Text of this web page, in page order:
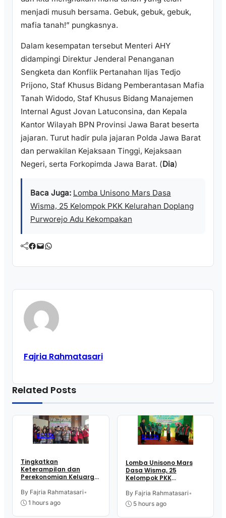
menjadi musuh bersama. Gebuk, gebuk, gebuk,
mafia tanah!” pungkasnya.
Dalam kesempatan tersebut Menteri AHY
didampingi Direktur Jenderal Penanganan
Sengketa dan Konflik Pertanahan Iljas Tedjo
Prijono, Staf Khusus Bidang Pemberantasan Mafia
Tanah Widodo, Staf Khusus Bidang Manajemen
Internal Agust Jovan Latuconsina, dan Kepala
Kantor Wilayah BPN Provinsi Jawa Barat beserta
jajaran. Turut hadir pula jajaran Polda Jawa Barat
dan perwakilan Kejaksaan Tinggi, Kejaksaan
Negeri, serta Forkopimda Jawa Barat. (Dia)
Baca Juga: Lomba Unisono Mars Dasa
Wisma, 25 Kelompok PKK Kelurahan Doplang
Purworejo Adu Kekompakan
Facebook Mail WhatsApp
Fajria Rahmatasari
Related Posts
BERITA
Tingkatkan
Keterampilan dan
Perekonomian Keluarga,
Kelurahan Purworejo
Ikut Pelatihan Menjahit
By Fajria Rahmatasari•
1 hours ago
BERITA
Lomba Unisono Mars
Dasa Wisma, 25
Kelompok PKK
Purworejo Adu
Kekompakan
By Fajria Rahmatasari•
5 hours ago